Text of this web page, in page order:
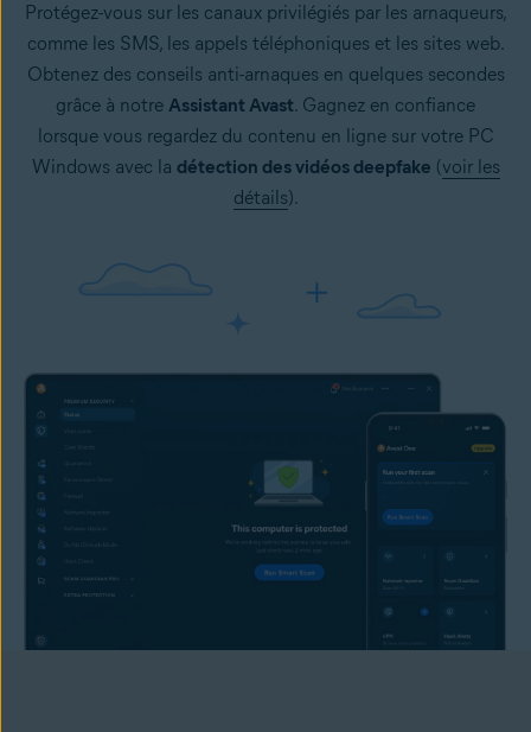
Protégez-vous sur les canaux privilégiés par les arnaqueurs,
comme les SMS, les appels téléphoniques et les sites web.
Obtenez des conseils anti-arnaques en quelques secondes
grâce à notre Assistant Avast. Gagnez en confiance
lorsque vous regardez du contenu en ligne sur votre PC
Windows avec la détection des vidéos deepfake (voir les
détails).